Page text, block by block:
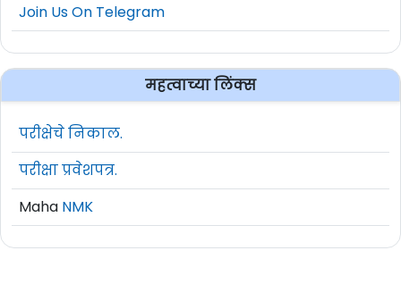
Join Us On Telegram
महत्वाच्या लिंक्स
परीक्षेचे निकाल.
परीक्षा प्रवेशपत्र.
Maha NMK